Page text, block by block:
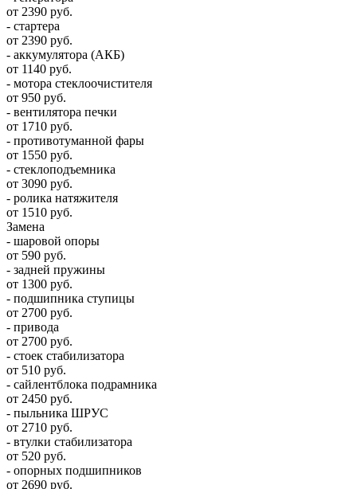
от 2390 руб.
- стартера
от 2390 руб.
- аккумулятора (АКБ)
от 1140 руб.
- мотора стеклоочистителя
от 950 руб.
- вентилятора печки
от 1710 руб.
- противотуманной фары
от 1550 руб.
- стеклоподъемника
от 3090 руб.
- ролика натяжителя
от 1510 руб.
Замена
- шаровой опоры
от 590 руб.
- задней пружины
от 1300 руб.
- подшипника ступицы
от 2700 руб.
- привода
от 2700 руб.
- стоек стабилизатора
от 510 руб.
- сайлентблока подрамника
от 2450 руб.
- пыльника ШРУС
от 2710 руб.
- втулки стабилизатора
от 520 руб.
- опорных подшипников
от 2690 руб.